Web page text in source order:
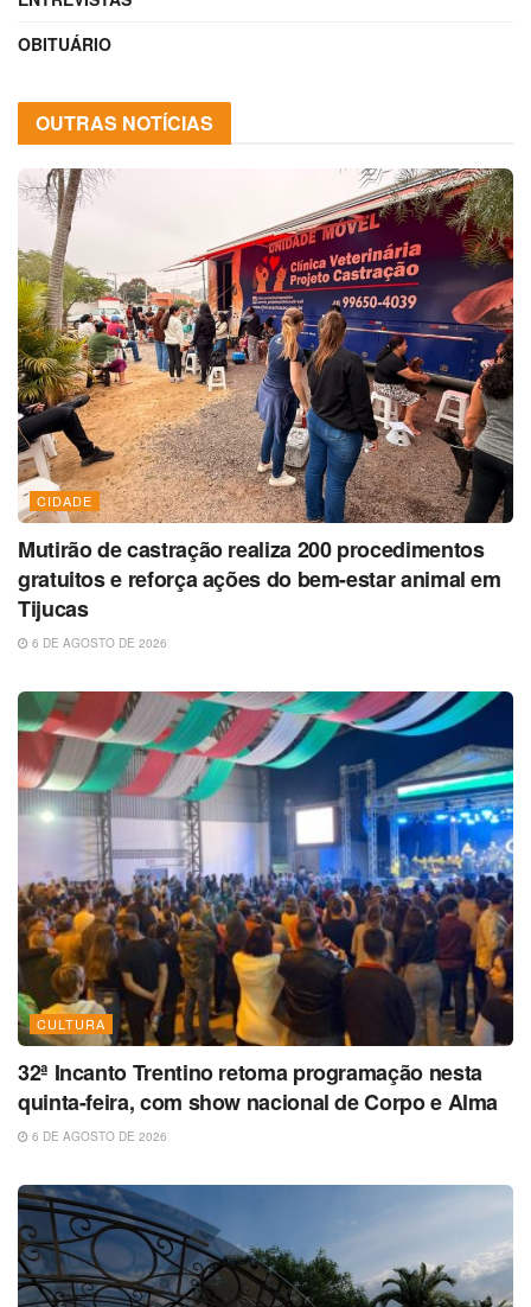
OBITUÁRIO
OUTRAS NOTÍCIAS
CIDADE
Mutirão de castração realiza 200 procedimentos
gratuitos e reforça ações do bem-estar animal em
Tijucas
6 DE AGOSTO DE 2026
CULTURA
32ª Incanto Trentino retoma programação nesta
quinta-feira, com show nacional de Corpo e Alma
6 DE AGOSTO DE 2026